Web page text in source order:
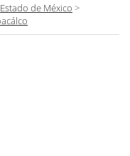
Estado de México >